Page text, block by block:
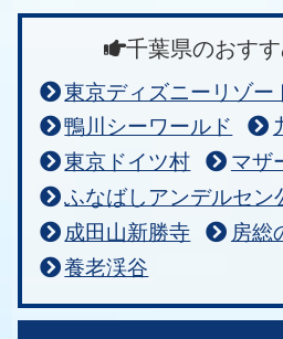
千葉県のおす
東京ディズニーリゾー
鴨川シーワールド
東京ドイツ村
マザ
ふなばしアンデルセン
成田山新勝寺
房総
養老渓谷